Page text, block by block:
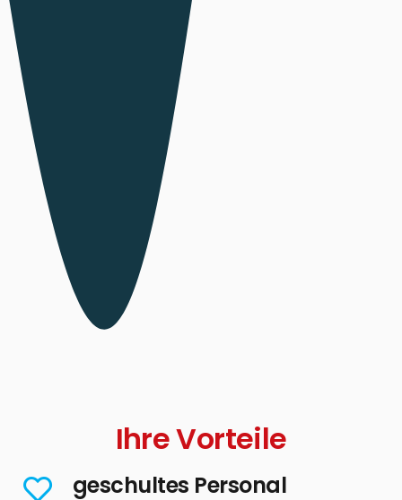
Ihre Vorteile
geschultes Personal